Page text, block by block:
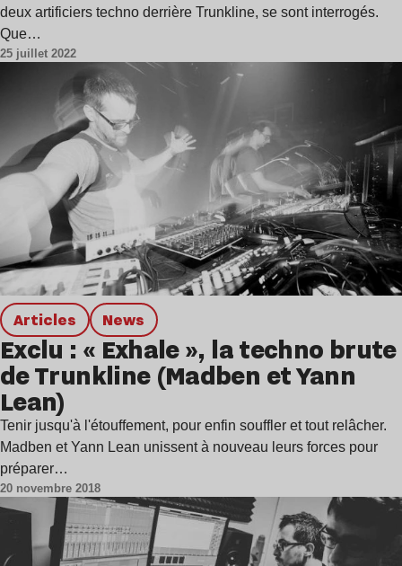
deux artificiers techno derrière Trunkline, se sont interrogés.
Que…
25 juillet 2022
Articles news
Exclu : « Exhale », la techno brute
de Trunkline (Madben et Yann
Lean)
Tenir jusqu'à l'étouffement, pour enfin souffler et tout relâcher.
Madben et Yann Lean unissent à nouveau leurs forces pour
préparer…
20 novembre 2018